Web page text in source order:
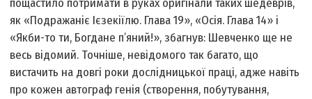
пощастило потримати в руках оригінали таких шедеврів,
як «Подражаніє Ієзекіїлю. Глава 19», «Осія. Глава 14» і
«Якби-то ти, Богдане п’яний!», збагнув: Шевченко ще не
весь відомий. Точніше, невідомого так багато, що
вистачить на довгі роки дослідницької праці, адже навіть
про кожен автограф генія (створення, побутування,